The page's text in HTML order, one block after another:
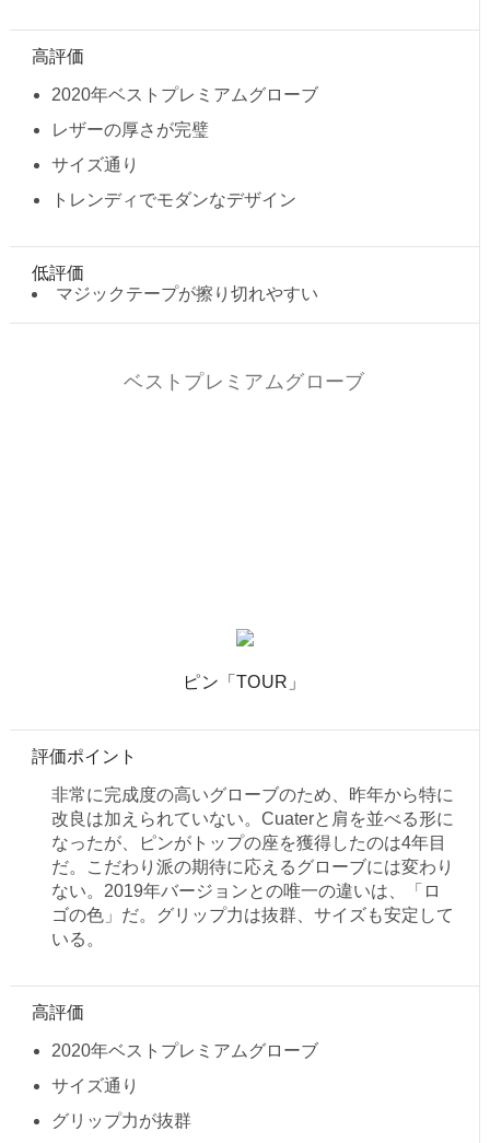
高評価
2020年ベストプレミアムグローブ
レザーの厚さが完璧
サイズ通り
トレンディでモダンなデザイン
低評価
マジックテープが擦り切れやすい
ベストプレミアムグローブ
ピン「TOUR」
評価ポイント
非常に完成度の高いグローブのため、昨年から特に
改良は加えられていない。Cuaterと肩を並べる形に
なったが、ピンがトップの座を獲得したのは4年目
だ。こだわり派の期待に応えるグローブには変わり
ない。2019年バージョンとの唯一の違いは、「ロ
ゴの色」だ。グリップ力は抜群、サイズも安定して
いる。
高評価
2020年ベストプレミアムグローブ
サイズ通り
グリップ力が抜群